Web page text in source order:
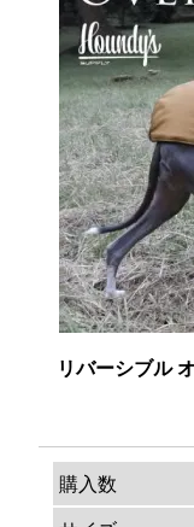
リバーシブル
購入数